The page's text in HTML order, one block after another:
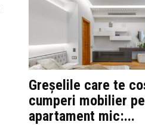
Greșelile care te
cumperi mobilier
apartament mic:...